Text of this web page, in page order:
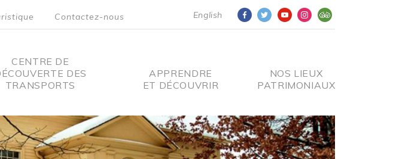
English
Contactez-nous
CENTRE DE
DES
TRANSPORTS
APPRENDRE
ET DÉCOUVRIR
NOS LIEUX
PATRIMONIAUX